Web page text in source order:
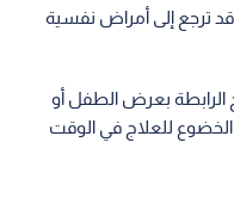
قد ترجع إلى أمراض نفسية
بعرض الطفل أو
للعلاج في الوقت